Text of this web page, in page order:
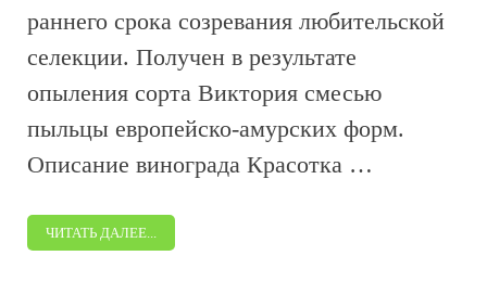
раннего срока созревания любительской
селекции. Получен в результате
опыления сорта Виктория смесью
пыльцы европейско-амурских форм.
Описание винограда Красотка …
ЧИТАТЬ ДАЛЕЕ...